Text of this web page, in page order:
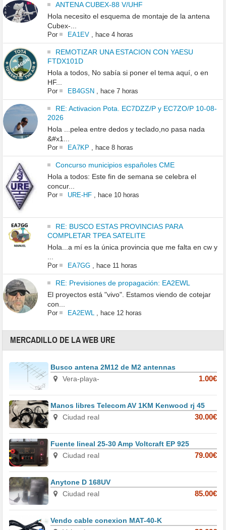
ANTENA CUBEX-88 V/UHF
Hola necesito el esquema de montaje de la antena
Cubex-...
Por EA1EV, hace 4 horas
REMOTIZAR UNA ESTACION CON YAESU
FTDX101D
Hola a todos, No sabía si poner el tema aquí, o en
HF...
Por EB4GSN , hace 7 horas
RE: Activacion Pota. EC7DZZ/P y EC7ZO/P 10-08-
2026
Hola ...pelea entre dedos y teclado,no pasa nada
&#x1...
Por EA7KP , hace 8 horas
Concurso municipios españoles CME
Hola a todos: Este fin de semana se celebra el
concur...
Por URE-HF, hace 10 horas
RE: BUSCO ESTAS PROVINCIAS PARA
COMPLETAR TPEA SATELITE
Hola...a mí es la única provincia que me falta en cw y
Por EA7GG, hace 11 horas
RE: Previsiones de propagación: EA2EWL
El proyectos está "vivo". Estamos viendo de cotejar
con...
Por EA2EWL hace 12 horas
MERCADILLO DE LA WEB URE
Busco antena 2M12 de M2 antennas
Vera-playa-
1.00€
Manos libres Telecom AV 1KM Kenwood rj 45
Ciudad real
30.00€
Fuente lineal 25-30 Amp Voltcraft EP 925
Ciudad real
79.00€
Anytone D 168UV
Ciudad real
85.00€
Vendo cable conexion MAT-40-K